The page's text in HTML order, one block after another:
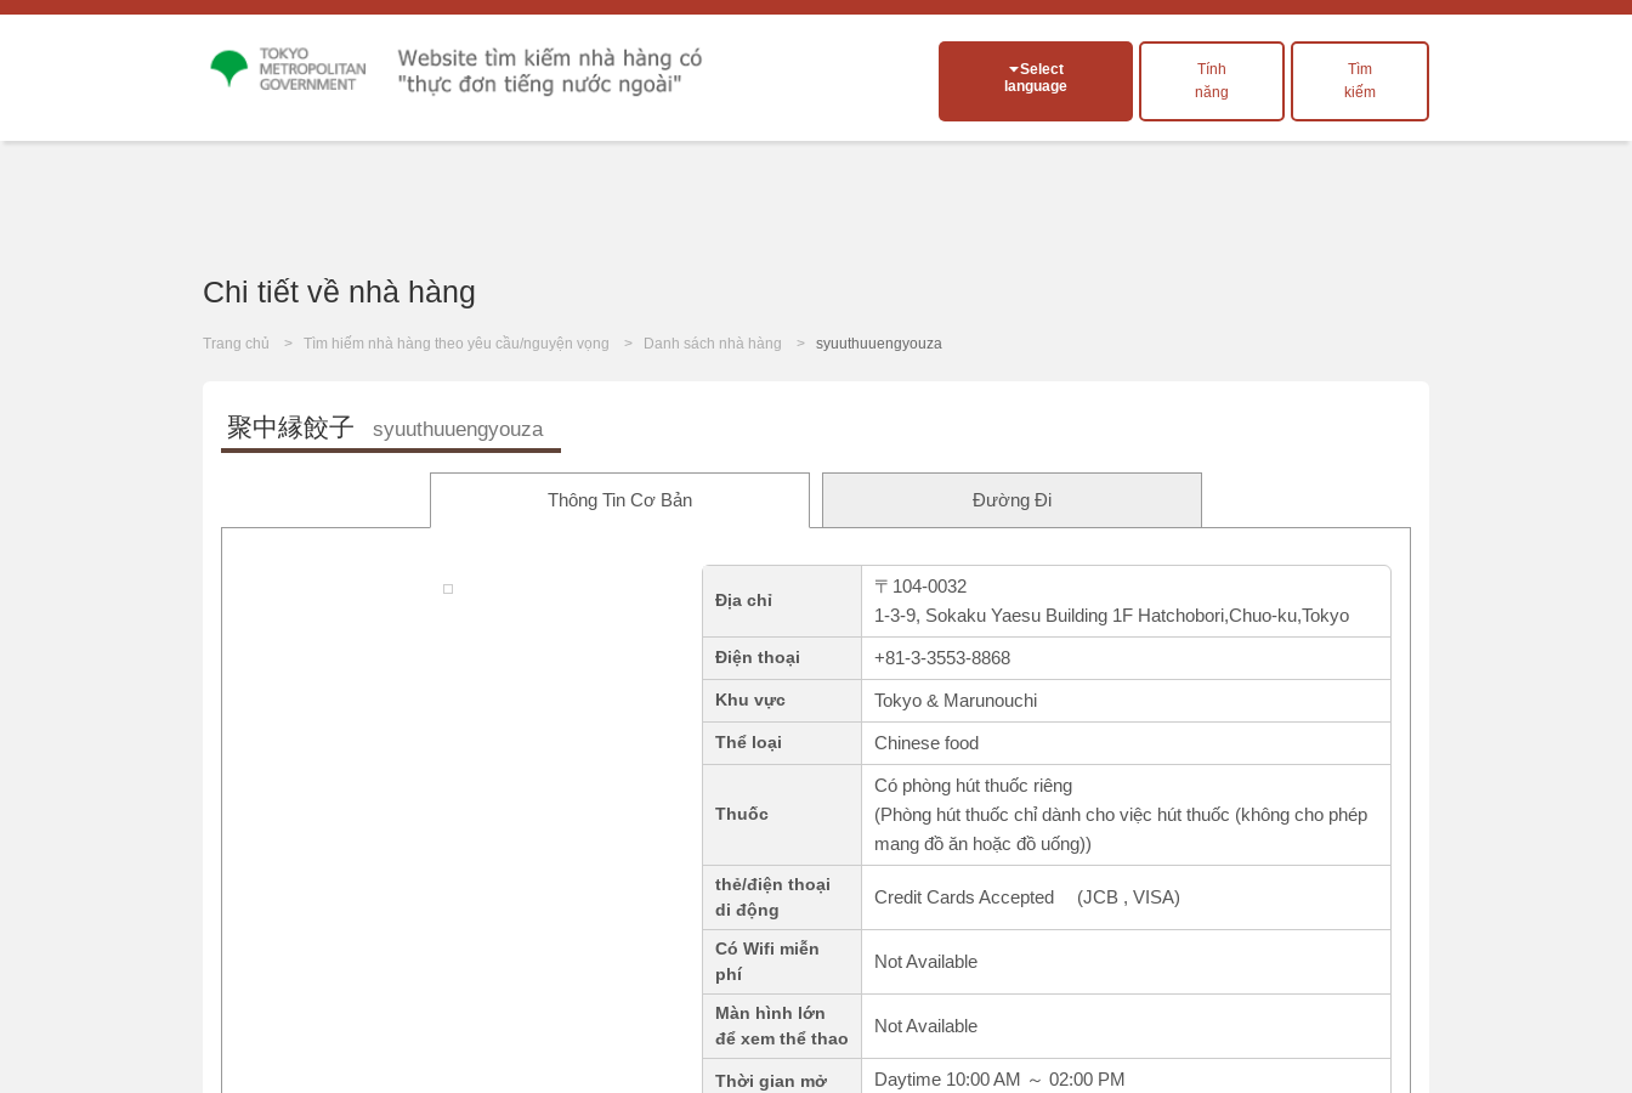
Select
language
Tính
năng
Tìm
kiếm
Chi tiết về nhà hàng
Trang chủ Tìm hiếm nhà hàng theo yêu cầu/nguyện vọng Danh sách nhà hàng syuuthuuengyouza
聚中縁餃子 syuuthuuengyouza
Thông Tin Cơ Bản Đường Đi
Địa chỉ
〒104-0032
1-3-9, Sokaku Yaesu Building 1F Hatchobori,Chuo-ku,Tokyo
Điện thoại +81-3-3553-8868
Khu vực Tokyo & Marunouchi
Thể loại Chinese food
Thuốc
Có phòng hút thuốc riêng
(Phòng hút thuốc chỉ dành cho việc hút thuốc (không cho phép
mang đồ ăn hoặc đồ uống))
thẻ/điện thoại
di động
Credit Cards Accepted (JCB , VISA)
Có Wifi miễn
phí
Not Available
Màn hình lớn
để xem thể thao
Not Available
Thời gian mở
Daytime 10:00 AM ～ 02:00 PM